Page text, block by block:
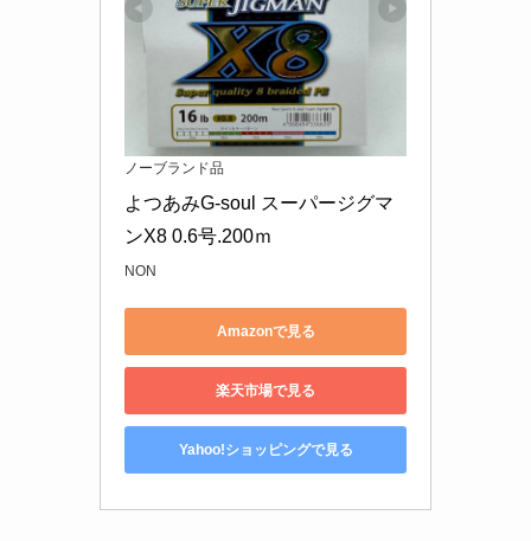
ノーブランド品
よつあみG-soul スーパージグマ
ンX8 0.6号.200ｍ
NON
Amazonで見る
楽天市場で見る
Yahoo!ショッピングで見る